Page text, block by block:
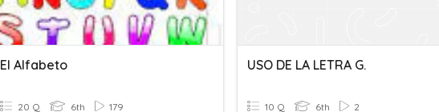
El Alfabeto
20 Q 6th 179
USO DE LA LETRA G.
10 Q 6th 2